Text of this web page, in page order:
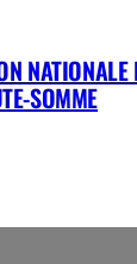
SOMME